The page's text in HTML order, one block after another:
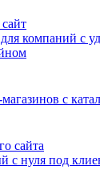
компаний с
с
сайта
с нуля под